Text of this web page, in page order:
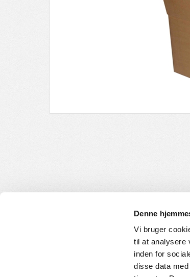
Denne
Vi bruger
til at analysere
inden for
disse data